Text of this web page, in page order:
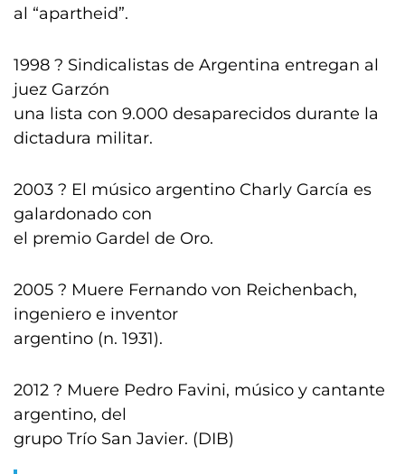
al “apartheid”.
1998 ? Sindicalistas de Argentina entregan al
juez Garzón
una lista con 9.000 desaparecidos durante la
dictadura militar.
2003 ? El músico argentino Charly García es
galardonado con
el premio Gardel de Oro.
2005 ? Muere Fernando von Reichenbach,
ingeniero e inventor
argentino (n. 1931).
2012 ? Muere Pedro Favini, músico y cantante
argentino, del
grupo Trío San Javier. (DIB)